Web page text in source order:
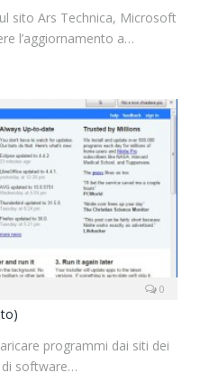
sito Ars Technica, Microsoft
l’aggiornamento a…
0
programmi dai siti dei
di software…